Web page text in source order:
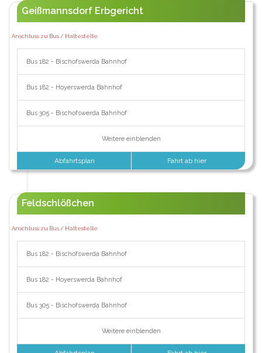
Geißmannsdorf Erbgericht
Anschluss zu Bus / Haltestelle:
Bus 182 - Bischofswerda Bahnhof
Bus 182 - Hoyerswerda Bahnhof
Bus 305 - Bischofswerda Bahnhof
Weitere einblenden
Abfahrtsplan Fahrt ab hier
Feldschlößchen
Anschluss zu Bus / Haltestelle:
Bus 182 - Bischofswerda Bahnhof
Bus 182 - Hoyerswerda Bahnhof
Bus 305 - Bischofswerda Bahnhof
Weitere einblenden